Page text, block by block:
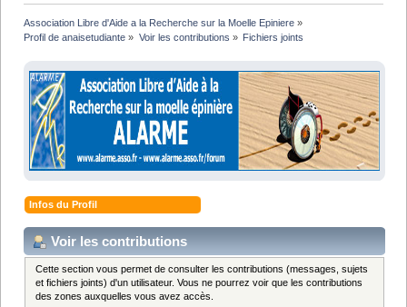
Association Libre d'Aide a la Recherche sur la Moelle Epiniere »
Profil de anaisetudiante » Voir les contributions » Fichiers joints
Infos du Profil
Voir les contributions
Cette section vous permet de consulter les contributions (messages, sujets
et fichiers joints) d'un utilisateur. Vous ne pourrez voir que les contributions
des zones auxquelles vous avez accès.